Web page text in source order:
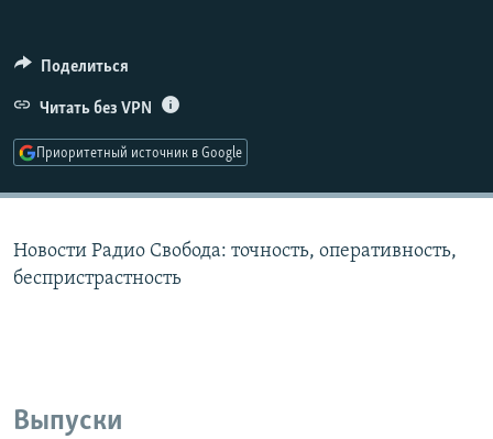
ПОДПИШИТЕСЬ НА РАССЫЛКУ
СОЦИАЛЬНЫЕ СЕТИ
Поделиться
Читать без VPN
Приоритетный источник в Google
Новости Радио Свобода: точность, оперативность,
беспристрастность
Выпуски